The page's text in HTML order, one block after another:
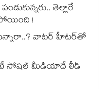
తెల్లారే
!
వాటర్ హీటర్⁭⁭తో
సోషల్ మీడియాదే లీడ్